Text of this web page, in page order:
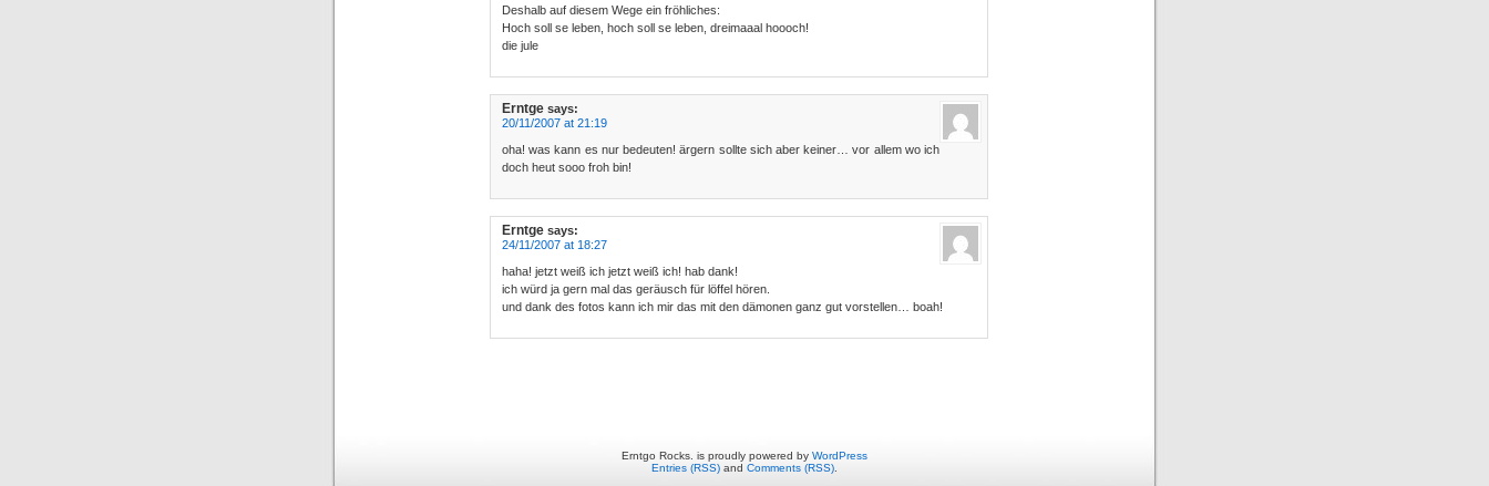
Deshalb auf diesem Wege ein fröhliches:
Hoch soll se leben, hoch soll se leben, dreimaaal hoooch!
die jule
Erntge says:
20/11/2007 at 21:19
oha! was kann es nur bedeuten! ärgern sollte sich aber keiner… vor allem wo ich
doch heut sooo froh bin!
Erntge says:
24/11/2007 at 18:27
haha! jetzt weiß ich jetzt weiß ich! hab dank!
ich würd ja gern mal das geräusch für löffel hören.
und dank des fotos kann ich mir das mit den dämonen ganz gut vorstellen… boah!
Erntgo Rocks. is proudly powered by WordPress
Entries (RSS) and Comments (RSS)